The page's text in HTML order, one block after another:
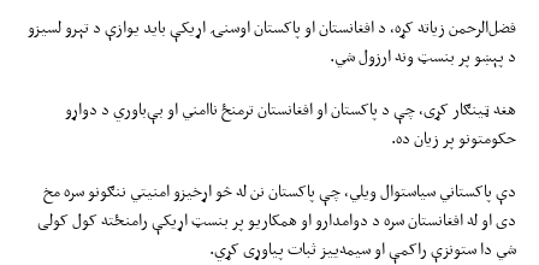
فضل‌الرحمن زیاته کړه، د افغانستان او پاکستان اوسنۍ اړیکې باید یوازې د تېرو لسیزو
د پېښو پر بنسټ ونه ارزول شي.
هغه ټینګار کړی، چې د پاکستان او افغانستان ترمنځ ناامني او بې‌باوري د دواړو
حکومتونو پر زیان ده.
دې پاکستاني سیاستوال ویلي، چې پاکستان نن له څو اړخیزو امنیتي ننګونو سره مخ
دی او له افغانستان سره د دوامدارو او همکاریو پر بنسټ اړیکې رامنځته کول کولی
شي دا ستونزې راکمې او سیمه‌ییز ثبات پیاوړی کړي.